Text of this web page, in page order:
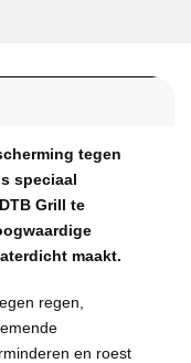
tegen
speciaal
Grill te
maakt.
regen,
en roest